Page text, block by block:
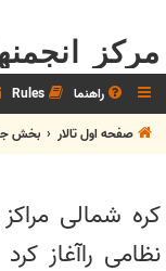
مرکز
راهنما Rules
صفحه اول تالار
بخش
کره شمالی
نظامی راآغاز کرد